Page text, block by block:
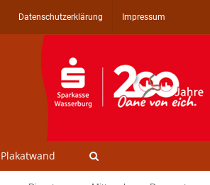
Datenschutzerklärung Impressum
Plakatwand